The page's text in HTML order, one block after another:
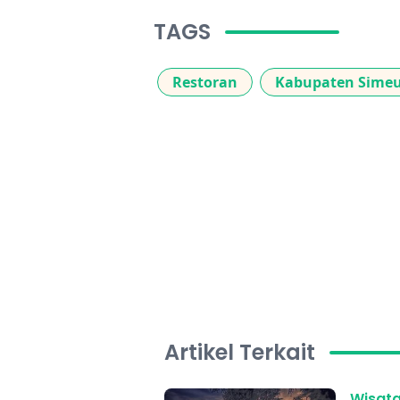
TAGS
Restoran Kabupaten
Artikel Terkait